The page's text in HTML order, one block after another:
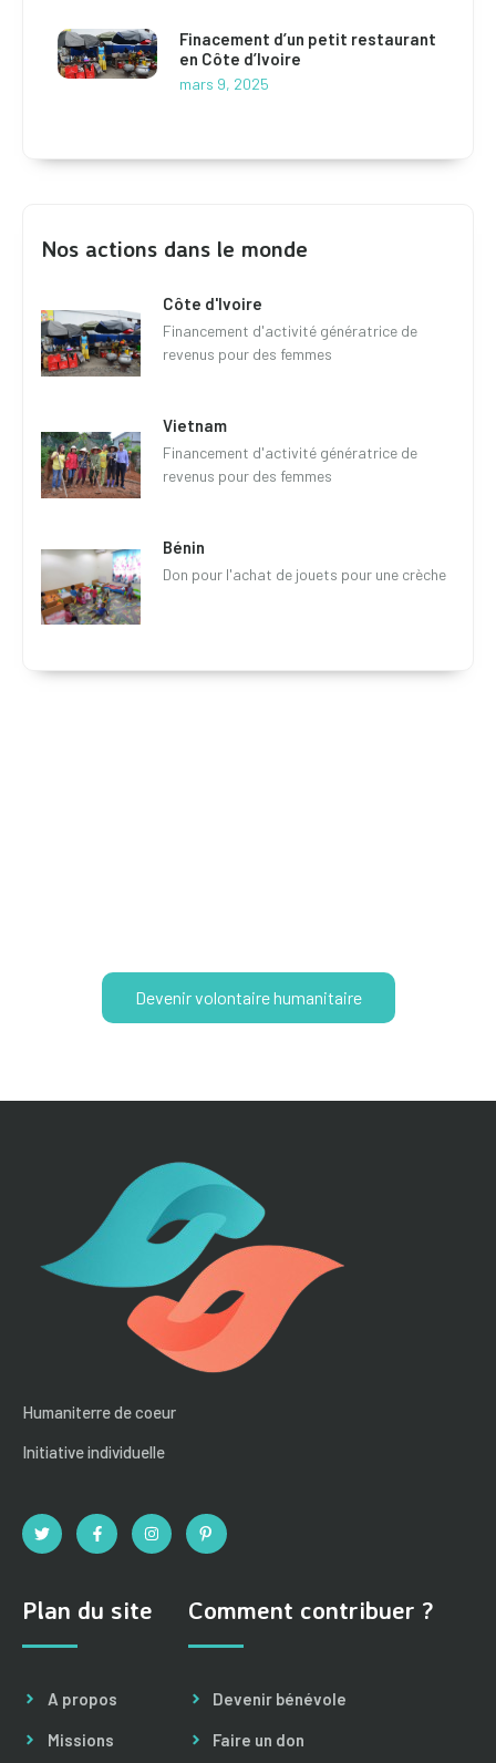
Finacement d’un petit restaurant
en Côte d’Ivoire
mars 9, 2025
Nos actions dans le monde
Côte d'Ivoire
Financement d'activité génératrice de
revenus pour des femmes
Vietnam
Financement d'activité génératrice de
revenus pour des femmes
Bénin
Don pour l'achat de jouets pour une crèche
Devenir volontaire humanitaire
Humaniterre de coeur
Initiative individuelle
Plan du site
A propos
Missions
Comment contribuer ?
Devenir bénévole
Faire un don